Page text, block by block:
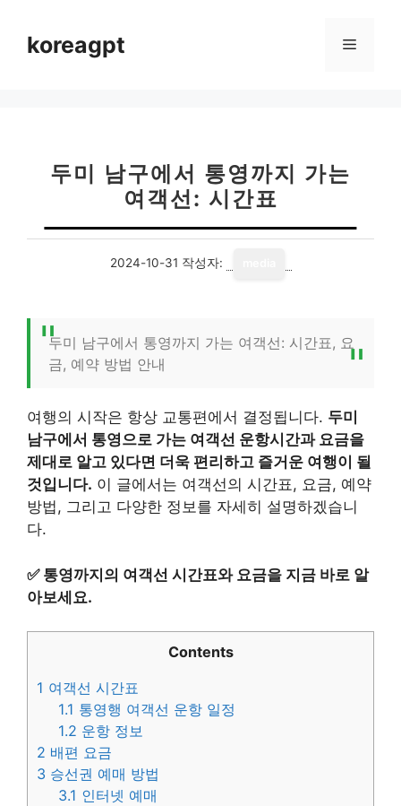
koreagpt 메
두미 남구에서 통영까지 가는
여객선: 시간표
2024-10-31 작성자:
두미 남구에서 통영까지 가는 여객선: 시간표, 요
금, 예약 방법 안내
여행의 시작은 항상 교통편에서 결정됩니다. 두미
남구에서 통영으로 가는 여객선 운항시간과 요금을
제대로 알고 있다면 더욱 편리하고 즐거운 여행이 될
것입니다. 이 글에서는 여객선의 시간표, 요금, 예약
방법, 그리고 다양한 정보를 자세히 설명하겠습니
다.
✅ 통영까지의 여객선 시간표와 요금을 지금 바로 알
아보세요.
Contents
1 여객선 시간표
1.1 통영행 여객선 운항 일정
1.2 운항 정보
2 배편 요금
3 승선권 예매 방법
3.1 인터넷 예매